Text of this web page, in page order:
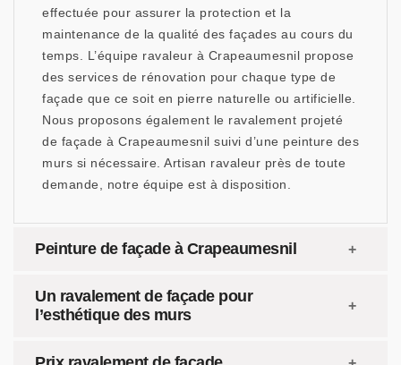
effectuée pour assurer la protection et la
maintenance de la qualité des façades au cours du
temps. L’équipe ravaleur à Crapeaumesnil propose
des services de rénovation pour chaque type de
façade que ce soit en pierre naturelle ou artificielle.
Nous proposons également le ravalement projeté
de façade à Crapeaumesnil suivi d’une peinture des
murs si nécessaire. Artisan ravaleur près de toute
demande, notre équipe est à disposition.
Peinture de façade à Crapeaumesnil
Un ravalement de façade pour
l’esthétique des murs